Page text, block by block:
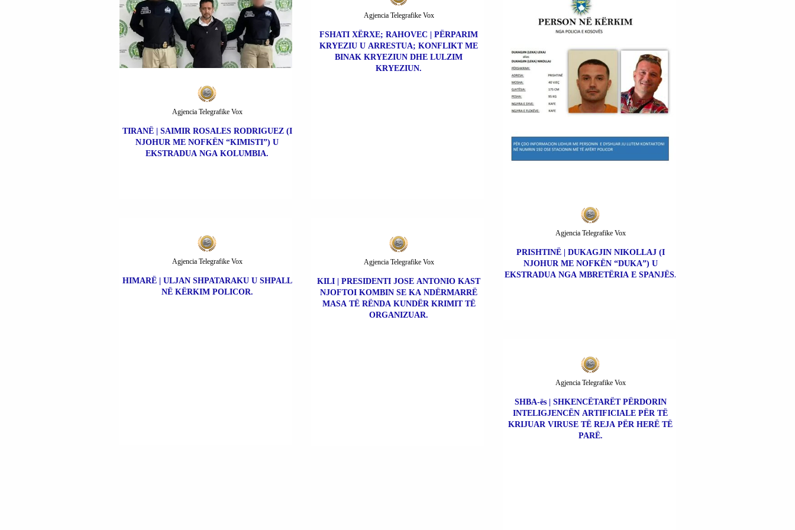
TIRANË | SAIMIR ROSALES RODRIGUEZ (I
NJOHUR ME NOFKËN “KIMISTI”) U
EKSTRADUA NGA KOLUMBIA.
Agjencia Telegrafike Vox
FSHATI XËRXE; RAHOVEC | PËRPARIM
KRYEZIU U ARRESTUA; KONFLIKT ME
BINAK KRYEZIUN DHE LULZIM
KRYEZIUN.
Agjencia Telegrafike Vox
PRISHTINË | DUKAGJIN NIKOLLAJ (I
NJOHUR ME NOFKËN “DUKA”) U
EKSTRADUA NGA MBRETËRIA E SPANJËS.
Agjencia Telegrafike Vox
HIMARË | ULJAN SHPATARAKU U SHPALL
NË KËRKIM POLICOR.
Agjencia Telegrafike Vox
KILI | PRESIDENTI JOSE ANTONIO KAST
NJOFTOI KOMBIN SE KA NDËRMARRË
MASA TË RËNDA KUNDËR KRIMIT TË
ORGANIZUAR.
Agjencia Telegrafike Vox
SHBA-ës | SHKENCËTARËT PËRDORIN
INTELIGJENCËN ARTIFICIALE PËR TË
KRIJUAR VIRUSE TË REJA PËR HERË TË
PARË.
Agjencia Telegrafike Vox